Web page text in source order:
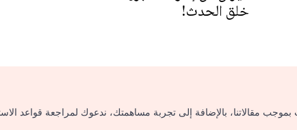
خلق الحدث!
مقالاتنا، بالإضافة إلى تجربة مساهمتك، ندعوك لمراجعة قواعد